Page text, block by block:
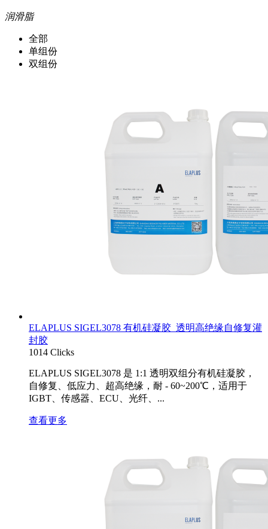
润滑脂
全部
单组份
双组份
ELAPLUS SIGEL3078 有机硅凝胶_透明高绝缘自修复灌
封胶
1014 Clicks
ELAPLUS SIGEL3078 是 1:1 透明双组分有机硅凝胶，
自修复、低应力、超高绝缘，耐 - 60~200℃，适用于
IGBT、传感器、ECU、光纤、...
查看更多